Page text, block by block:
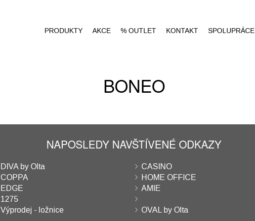
PRODUKTY AKCE % OUTLET KONTAKT SPOLUPRÁCE
BONEO
NAPOSLEDY NAVŠTÍVENÉ ODKAZY
DIVA by Olta CASINO
COPPA HOME OFFICE
EDGE AMIE
1275
Výprodej - ložnice OVAL by Olta